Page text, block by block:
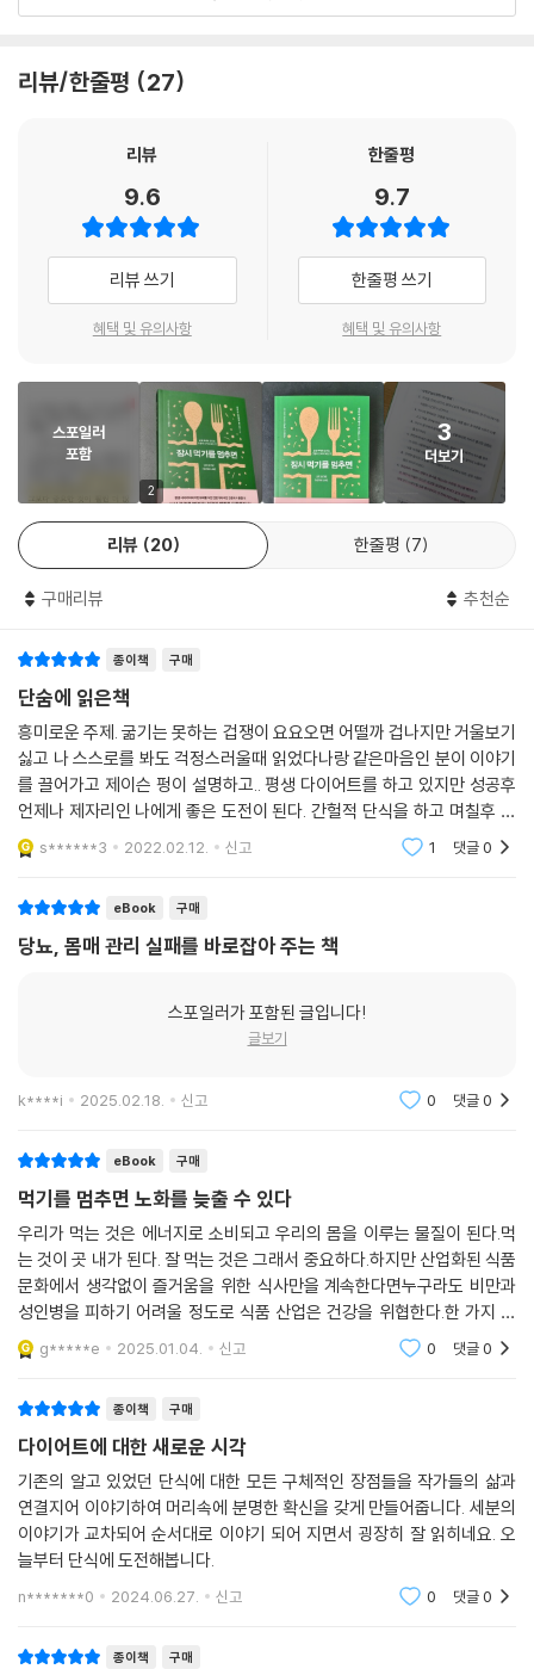
이다. 인체 생리학적 의미를 더 잘 이해하게 된다면 ‘배고픔과 대사’가 주된
배가 덜 배고프겠다고 선택할 수는 없다. 우리는 운동하겠다고 결정할 수
있지만, 간이 더 많은 에너지를 사용하도록 결정할 수는 없다. 따라서 우리
하는 더 중요한 근본 원인은 개인의 잘못이 아니다. 원인은 의지력 부족이
아니라 지식 부족이다.
--- 「2장 : 과학을 넘어서」 중에서
배고픔은 일시적이라고 말하겠다. 음식을 충분히 준다고 해서 항상 배고픔
이 사라지지는 않을 것이다. 식사 방식을 바꾸고 나서 이 불량배가 하루에
네다섯 번만 나타나자 나는 그것을 두려워하지 않고 그저 알아차리기 시작
서 오는 끊임없는 배고픔을 인식하고, 단식으로 그것을 되돌리려고 노력하
는 중임을 이해하라. 현재 나는 내가 단식할 때 내 몸이 저장된 지방을 에너
지로 태우기로 선택하는 과정을 시각화한다. 심지어 내 몸에서 지방이 많
은 부위(허벅지 같은)에 일회용 밴드를 붙여 단식 중임을 상기한다. ‘나는
절제하는 게 아니야. 배가 고플지라도 나는 굶주리는 게 아니야. 나는 내 오
른쪽 허벅지에 저장된 지방을 먹고 있을 뿐이야! 바로 오늘을 위해 저축해
놓은 거지!’
--- 「3장 : 호르몬과 배고픔이라는 불량배」 중에서
고 체내의 포만감 신호를 방해할 수 있다. 단식이 이런 문제들을 해결하는
데 도움이 될 것이다. 하지만 이브가 말했듯이 접시에 무엇을 올려놓느냐
는 종종 무엇을 먹지 않을지 그리고 언제 먹지 않을지만큼이나 중요하다.
이번 장에서 고정된 식사 계획이나 단계별 식단을 제시하지는 않겠지만,
우리 공저자들은 많은 의사와 연구자들처럼 ‘건강한 지방이 풍부한 저탄수
화물 식단’을 고수하면 단식을 꾸준히 실천하는 데 도움이 될 것이라고 강
력히 주장한다.
양소가 제거된다. 그래서 인체의 자연스러운 포만감 메커니즘이 제 역할을
시스토키닌이 활성화되지 않아 배가 부르다는 신호를 보낼 수 없다. 섬유
질이 없으면 음식물의 부피가 늘어나지 않아 위가 늘어나는 것을 감지하는
과 당만 남게 되는데, 이들은 췌장의 인슐린 분비를 급증시키고 이 인슐린
당을 갈망한다. 이 주기가 반복된다.
--- 「 6장 : 음식에 대한 새로운 생각」 중에서
단식이란 단순히 ‘시간을 솜씨 있게 다루는 것’이기 때문이다. 이 답은 오랫
동안 찾아왔던 답이라고 생각할 수 없을 정도로 너무 하찮게 보인다. 하지
만, 정말로 단식은 그런 것이다. ‘원하는 건강을 얻기 위해 식사 간격을 벌
‘간단한 단식’이라고 부르는 것이 있다. 이 방식은 단식할 때 노력이 거의
조절하는 방식이며, 원한다면 기간을 연장할 수 있다. 하지만 영원히 최소
한의 노력만 들이고 싶다면 그래도 괜찮다.
--- 「 12장 : 최대한 단순하게」 중에서
배고픔을 통제하는 일은 체중 감량에 매우 중요하다. 그렇다면 배고픔을
어떻게 제어해야 할까? 먹는 양을 결정하는 가장 중요한 요인은 얼마나 배
고픈가이다. 의도적으로 덜 먹을 수는 있지만, 덜 배고프겠다고 결정할 수
가 갈수록 건강에 큰 해가 온다. 자신의 몸과 끝나지 않는 투쟁을 벌이는 것
2. 단식의 심리학 : 배고픔이라는 불량배를 무시하라!
하나의 주제를 다양한 관점에서 설명할 때 이 드림팀은 놀라운 힘을 발휘
기에 굴복하지 말라는 것이다. 원하는 음식을 주어야만 배고픔이 멈출 것
이라는 믿음은 터무니없으며 내가 배고픔을 무시한다면 대부분의 불량배
들처럼 그것은 사라진다고 설명한다.
여기에 제이슨 펑은 과학적인 설명을 더한다. 배고픔은 단순히 속이 비어
서 나타나는 결과가 아니라 그렐린이라는 호르몬의 작용이며, 여러 연구
결과를 통해 우리가 단식을 하면 호르몬을 조절해서 배고픔이라는 불량배
니며 몸이 지방을 태우고 있다는 좋은 신호라는 것이다.
이제 메건 라모스가 나설 차례다. 메건은 배고픔이라는 불량배가 찾아오는
횟수를 획기적으로 줄여주는 습관 바꾸기를 제안한다. 자기 파괴적인 정크
푸드를 먹는 습관 대신에 해가 없는 LCHF(저탄수화물 건강한 지방) 식단
으로 바꾸고, 식사 간격을 다양화해서 삼시세끼 이상을 끊임없이 먹는 습
관을 깨뜨리라고 조언한다.
『잠시 먹기를 멈추면』은 단식 라이프스타일을 성공적으로 이어가기 위해
서는 음식에 대한 생각부터 바꿔야 한다고 조언한다. 음식을 에너지 그 이
상도 이하도 아니라고 생각하고 각자의 마음속에서 음식을 그것이 상징했
던 복잡한 영역으로부터 분리해야 한다는 것이다. 가령 음식을 자신의 가
장 친한 친구나 위안, 보상으로 삼아서는 안 되며, 이렇게 음식이 ‘감정의
버팀목’이 되어 버리면, 음식에 의존하고 결국 중독되고 만다고 경고한다.
복, 소속감과 연관시키는 속성이 있기 때문에, 이런 음식들을 포기할 수 없
다고 느낀다. 누가 행복을 포기할 수 있겠는가? 『잠시 먹기를 멈추면』은 음
방’으로 대체한다. 지방은 포만감을 줘 식욕을 없애라고 뇌에 신호를 보낸
구와의 데이트 같은 진정한 보상을 추구할 수 있는 자유를 준다. 이렇듯
『잠시 먹기를 멈추면』은 단식의 숨은 원리와 함께 어떤 음식을 선택하고
피할지, 음식과의 관계를 어떻게 새롭게 설정할지와 같은 심리적인 딜레마
에 대한 실제적인 조언을 제공한다.
4. 잠시 먹기를 멈추면 어떻게 될까? : 삶이 축제로 바뀌는 마법
위해 식사 간격을 벌리는 것’뿐이라고 말한다. 16/8 단식(8시간 동안만 먹
F(Extended Fast:3일 이상의 장기단식) 등 다양한 단식법이 있지만, 결
국 모든 단식의 진정한 의미는 ‘덜 자주 먹는 것’이다. 저자들은 단식 라이
프스타일을 성공적으로 이어나가기 위해서는 복잡하고 엄격한 방식보다
는 최대한 단순하고 ‘게으른 단식(덜 자주 먹는 것)’으로 접근하라고 조언
한다.
는 음식 중독에서 벗어나 체중과 전반적인 건강을 멋지게 리부팅할 수 있
서 옹호하는 세계 최고의 전문가들이다. 이들이 부적절한 비만 수술에서
익한 책을 썼다. 『잠시 먹기를 멈추면』은 읽기 쉽고, 최신 정보를 반영하며,
- 티모시 녹스 (케이프타운대학교 교수, 『달리기의 제왕』 저자)
『잠시 먹기를 멈추면』은 우리의 식습관을 감정과 연결 지어 탁월하게 설명
한다. 유머러스하면서도 마음을 움직이는 이브의 글에 빨려들어 절로 책장
- 마리아 에머리히 (『지방을 태우는 다이어트 케토제닉 레시피 170』 저자)
『잠시 먹기를 멈추면』은 이브 메이어의 다이어트 성공담과 함께 간헐적 단
식의 과학적 원리를 새로운 관점에서 바라보게 만든다. 이브와 메건, 펑 박
사는 단식이 무엇이고, 왜 관심을 가져야 하며, 어떻게 하는지를 포함한,
단식의 모든 것을 알려주는 최고의 입문서를 썼다.
『잠시 먹기를 멈추면』은 당신의 건강과 활력을 되찾기 위한 시의적절하고
도 실용적인 청사진이다. 이브 메이어, 메건 라모스, 제이슨 펑 박사는 재미
단식 경험이 많은 사람에게도 이 책을 강력히 추천한다.
- 바네사 스피나 (『케토 에센셜』 저자)
리뷰/한줄평 27
리뷰
9.6
리뷰 쓰기
혜택 및 유의사항
한줄평
9.7
한줄평 쓰기
혜택 및 유의사항
스포일러
포함
2
3
더보기
리뷰 20 한줄평 7
구매리뷰 추천순
종이책 구매
단숨에 읽은책
흥미로운 주제. 굶기는 못하는 겁쟁이 요요오면 어떨까 겁나지만 거울보기
싫고 나 스스로를 봐도 걱정스러울때 읽었다나랑 같은마음인 분이 이야기
를 끌어가고 제이슨 펑이 설명하고.. 평생 다이어트를 하고 있지만 성공후
언제나 제자리인 나에게 좋은 도전이 된다. 간헐적 단식을 하고 며칠후 아
이들따라 걸린 장염덕에 발랜스는 떨어지고 다시 제자리 ..^^; 다시 읽고
시작해볼란다
s******3 2022.02.12. 신고 1 댓글0
eBook 구매
당뇨, 몸매 관리 실패를 바로잡아 주는 책
스포일러가 포함된 글입니다!
글보기
k****i 2025.02.18. 신고 0 댓글0
eBook 구매
먹기를 멈추면 노화를 늦출 수 있다
우리가 먹는 것은 에너지로 소비되고 우리의 몸을 이루는 물질이 된다.먹
는 것이 곳 내가 된다. 잘 먹는 것은 그래서 중요하다.하지만 산업화된 식품
문화에서 생각없이 즐거움을 위한 식사만을 계속한다면누구라도 비만과
성인병을 피하기 어려울 정도로 식품 산업은 건강을 위협한다.한 가지 해
결책은 계획적으로 먹기를 멈추는 것이다!사실 살을 빼기 위해 해야할 일
들은 명확하지만
g*****e 2025.01.04. 신고 0 댓글0
종이책 구매
다이어트에 대한 새로운 시각
기존의 알고 있었던 단식에 대한 모든 구체적인 장점들을 작가들의 삶과
연결지어 이야기하여 머리속에 분명한 확신을 갖게 만들어줍니다. 세분의
이야기가 교차되어 순서대로 이야기 되어 지면서 굉장히 잘 읽히네요. 오
늘부터 단식에 도전해봅니다.
n*******0 2024.06.27. 신고 0 댓글0
종이책 구매